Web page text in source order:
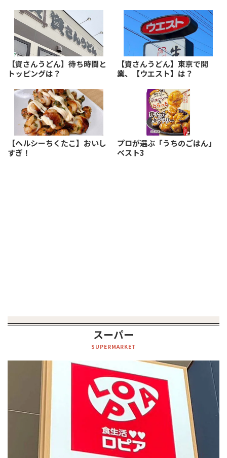
【資さんうどん】待ち時間と
トッピングは？
【資さんうどん】東京で開
業、【ウエスト】は？
【ヘルシーちくたこ】おいし
すぎ！
プロが選ぶ「うちのごはん」
ベスト3
スーパー
SUPERMARKET